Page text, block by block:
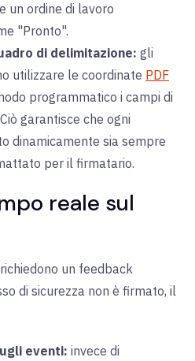
un ordine di lavoro
"Pronto".
di delimitazione: gli
utilizzare le coordinate PDF
programmatico i campi di
garantisce che ogni
dinamicamente sia sempre
per il firmatario.
reale sul
un feedback
di sicurezza non è firmato, il
eventi: invece di